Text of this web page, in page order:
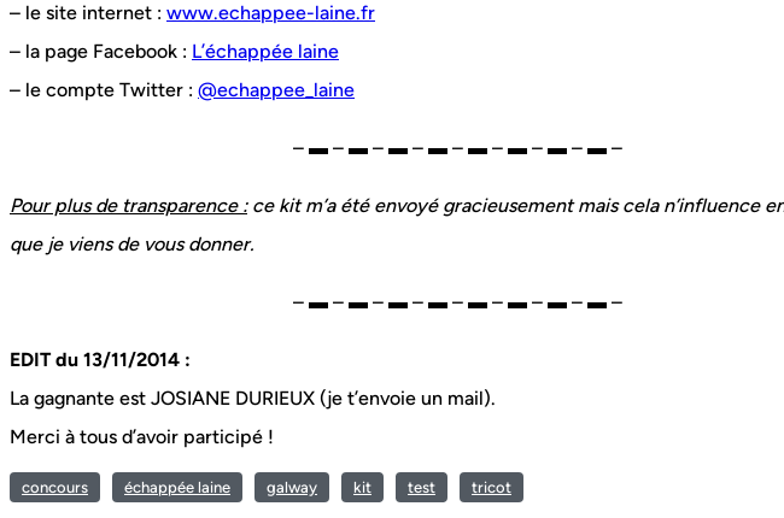
– le site internet : www.echappee-laine.fr
– la page Facebook : L’échappée laine
– le compte Twitter : @echappee_laine
– ▬ – ▬ – ▬ – ▬ – ▬ – ▬ – ▬ – ▬ –
Pour plus de transparence :ce kit m’a été envoyé gracieusement mais cela n’influence
que je viens de vous donner.
– ▬ – ▬ – ▬ – ▬ – ▬ – ▬ – ▬ – ▬ –
EDIT du 13/11/2014 :
La gagnante est JOSIANE DURIEUX (je t’envoie un mail).
Merci à tous d’avoir participé !
concours échappée laine galway kit test tricot